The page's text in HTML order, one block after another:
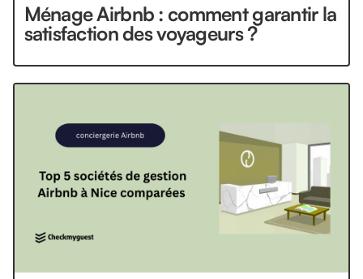
Ménage Airbnb : comment garantir la
satisfaction des voyageurs ?